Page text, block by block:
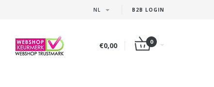
B2B LOGIN
NL
€0,00 0